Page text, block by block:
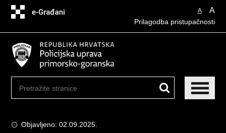
sadržaj
A A
Prilagodba pristupačnosti
Objavljeno: 02.09.2025.